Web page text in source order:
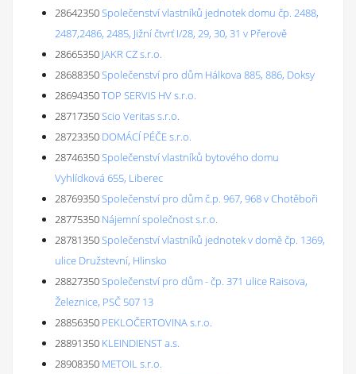
28642350Společenství vlastníků jednotek domu čp. 2488,
2487,2486, 2485, Jižní čtvrť I/28, 29, 30, 31 v Přerově
28665350 JAKR CZ s.r.o.
28688350Společenství pro dům Hálkova 885, 886, Doksy
28694350TOP SERVIS HV s.r.o.
28717350Scio Veritas s.r.o.
28723350 DOMÁCÍ PÉČE s.r.o.
28746350Společenství vlastníků bytového domu
Vyhlídková 655, Liberec
28769350Společenství pro dům č.p. 967, 968 v Chotěboři
28775350 Nájemní společnost s.r.o.
28781350Společenství vlastníků jednotek v domě čp. 1369,
ulice Družstevní, Hlinsko
28827350Společenství pro dům - čp. 371 ulice Raisova,
Železnice, PSČ 507 13
28856350 PEKLOČERTOVINA s.r.o.
28891350 KLEINDIENST a.s.
28908350 METOIL s.r.o.